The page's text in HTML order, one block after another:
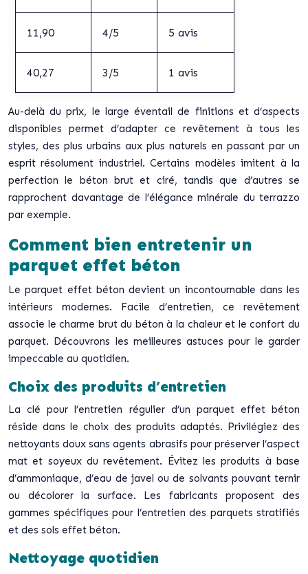
11,90 4/5 5 avis
40,27 3/5 1 avis
Au-delà du prix, le large éventail de finitions et d’aspects
disponibles permet d’adapter ce revêtement à tous les
styles, des plus urbains aux plus naturels en passant par un
esprit résolument industriel. Certains modèles imitent à la
perfection le béton brut et ciré, tandis que d’autres se
rapprochent davantage de l’élégance minérale du terrazzo
par exemple.
Comment bien entretenir un
parquet effet béton
Le parquet effet béton devient un incontournable dans les
intérieurs modernes. Facile d’entretien, ce revêtement
associe le charme brut du béton à la chaleur et le confort du
parquet. Découvrons les meilleures astuces pour le garder
impeccable au quotidien.
Choix des produits d’entretien
La clé pour l’entretien régulier d’un parquet effet béton
réside dans le choix des produits adaptés. Privilégiez des
nettoyants doux sans agents abrasifs pour préserver l’aspect
mat et soyeux du revêtement. Évitez les produits à base
d’ammoniaque, d’eau de javel ou de solvants pouvant ternir
ou décolorer la surface. Les fabricants proposent des
gammes spécifiques pour l’entretien des parquets stratifiés
et des sols effet béton.
Nettoyage quotidien